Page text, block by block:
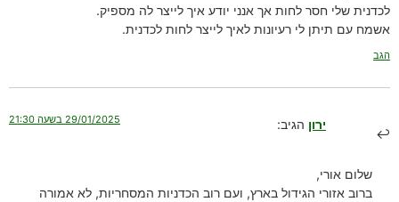
לכדנית שלי חסר לחות אך אנני יודע איך לייצר לה מספיק.
אשמח עם תיתן לי רעיונות לאיך לייצר לחות לכדנית.
הגב
ירון הגיב: 29/01/2025 בשעה 21:30
שלום אורי,
ברוב אזורי הגידול בארץ, ועם רוב הכדניות המסחריות, לא אמורה